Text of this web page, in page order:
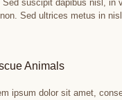
Sed suscipit dapibus nisl, in
Sed ultrices metus in
Animals
ipsum dolor sit amet,